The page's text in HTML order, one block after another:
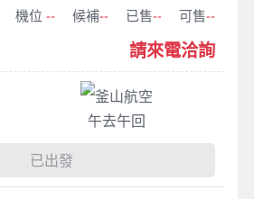
機位 -- 候補-- 已售-- 可售--
釜山航空
午去午回
請來電洽詢
已出發